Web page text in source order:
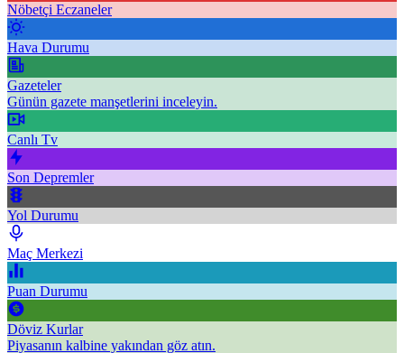
Nöbetçi Eczaneler
Hava Durumu
Gazeteler
Günün gazete manşetlerini inceleyin.
Canlı Tv
Son Depremler
Yol Durumu
Maç Merkezi
Puan Durumu
Döviz Kurlar
Piyasanın kalbine yakından göz atın.